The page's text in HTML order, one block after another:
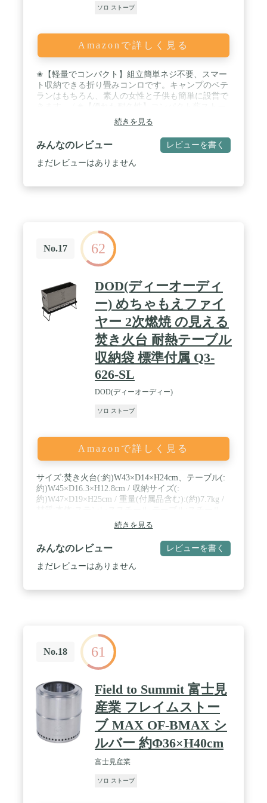
ソロ ストーブ
Amazonで詳しく見る
✬【軽量でコンパクト】組立簡単ネジ不要、スマー
ト収納できる折り畳みコンロです。キャンプのベテ
ランはもちろん、素人の女性と子供も簡単に設営で
ブの本体は錆びにくいステンレスで出来ていて、耐
熱性と耐久性が抜群、安定性も高いです[水洗いは
せず、布で拭いてください]。。固形燃料、薪、拾
った小枝、アルコールストーブ、炭の利用も可能。
場所を取らないのでアウトドア時に簡単に調理でき
り、登山、キャンプなどのアウトドアの活動で大活
躍します。 / ✬【セット内容】シングルコンロ本体
×1、収納バッグ×1 使用中の取扱いおよび組立時
は、必ず厚手の軍手や革手袋等を着用してくださ
い。*耐久性の維持するために、ご使用後急冷却を
避けてください。自然放置で冷却ください。
続きを見る
みんなのレビュー レビューを書く
まだレビューはありません
No.17 62
DOD(ディーオーディ
ー) めちゃもえファイ
ヤー 2次燃焼 の見える
焚き火台 耐熱テーブル
収納袋 標準付属 Q3-
626-SL
DOD(ディーオーディー)
ソロ ストーブ
Amazonで詳しく見る
サイズ:焚き火台(:約)W43×D14×H24cm、テーブル(:
約)W45×D16.3×H12.8cm / 収納サイズ(:
約)W47×D19×H25cm / 重量(付属品含む):(約)7.7kg /
(高耐熱塗装) キャリーバッグ: 600Dポリエステル
続きを見る
みんなのレビュー レビューを書く
まだレビューはありません
No.18 61
Field to Summit 富士見
産業 フレイムストー
ブ MAX OF-BMAX シ
ルバー 約Φ36×H40cm
富士見産業
ソロ ストーブ